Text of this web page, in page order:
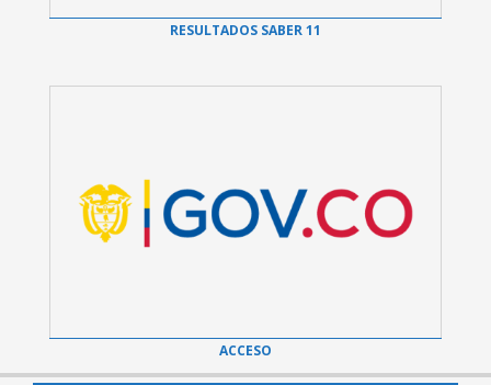
RESULTADOS SABER 11
ACCESO